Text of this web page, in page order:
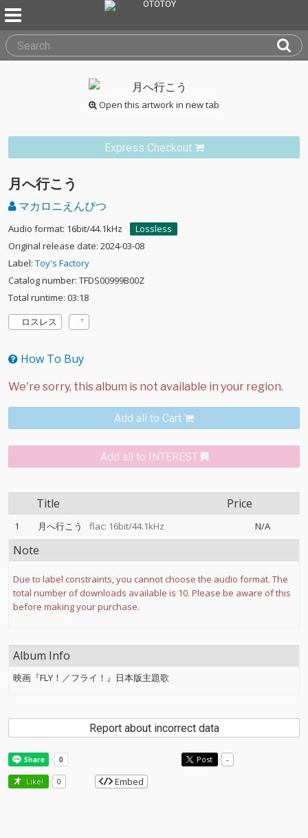
Open this artwork in new tab
Express Checkout
月へ行こう
マカロニえんぴつ
Audio format: 16bit/44.1kHz
Lossless
Original release date: 2024-03-08
Label: Toy's Factory
Catalog number: TFDS00999B00Z
Total runtime: 03:18
ロスレス
How To Buy
Add all to Cart
Add all to INTEREST
Title Price
1 月へ行こう flac: 16bit/44.1kHz N/A
Note
Due to label constraints, you cannot choose the audio format. The
total number of downloads available is 10. Please be aware of this
before making your purchase.
Album Info
映画『FLY！／フライ！』日本版主題歌
Report about incorrect data
Post -
Like! 0 Embed